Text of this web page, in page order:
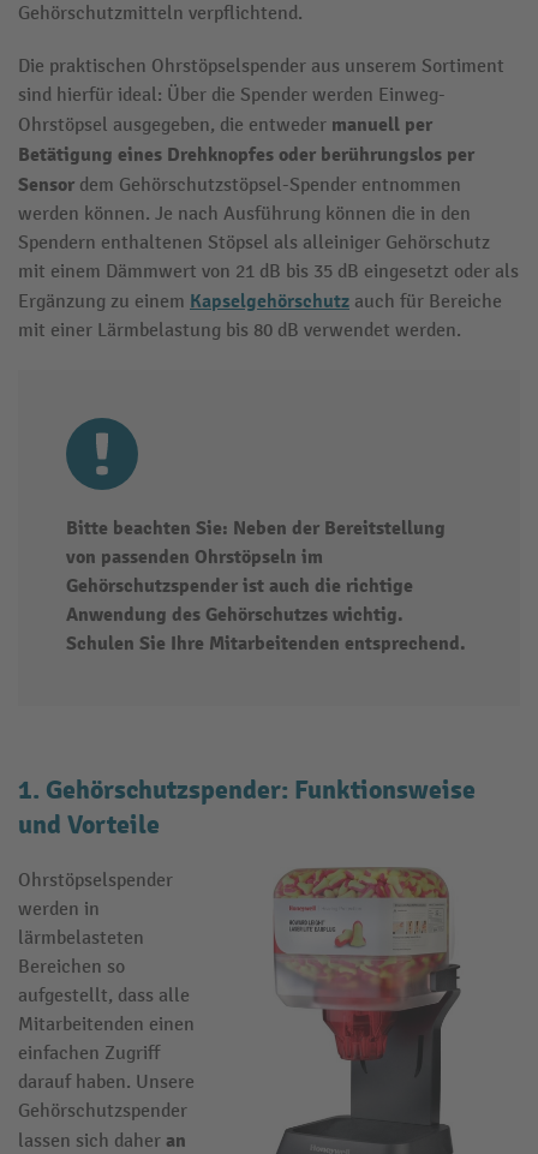
Gehörschutzmitteln verpflichtend.
Die praktischen Ohrstöpselspender aus unserem Sortiment
sind hierfür ideal: Über die Spender werden Einweg-
Ohrstöpsel ausgegeben, die entweder manuell per
Betätigung eines Drehknopfes oder berührungslos per
Sensor dem Gehörschutzstöpsel-Spender entnommen
werden können. Je nach Ausführung können die in den
Spendern enthaltenen Stöpsel als alleiniger Gehörschutz
mit einem Dämmwert von 21 dB bis 35 dB eingesetzt oder als
Ergänzung zu einem Kapselgehörschutz auch für Bereiche
mit einer Lärmbelastung bis 80 dB verwendet werden.
Bitte beachten Sie: Neben der Bereitstellung
von passenden Ohrstöpseln im
Gehörschutzspender ist auch die richtige
Anwendung des Gehörschutzes wichtig.
Schulen Sie Ihre Mitarbeitenden entsprechend.
1. Gehörschutzspender: Funktionsweise
und Vorteile
Ohrstöpselspender
werden in
lärmbelasteten
Bereichen so
aufgestellt, dass alle
Mitarbeitenden einen
einfachen Zugriff
darauf haben. Unsere
Gehörschutzspender
lassen sich daher an